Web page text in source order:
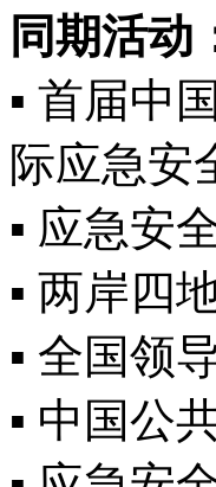
同期活动
▪ 首届中
际应急
▪ 应急安
▪ 两岸四
▪ 全国领
▪ 中国公